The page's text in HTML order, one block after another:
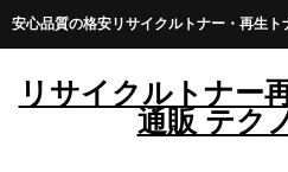
安心品質の格安リサイクルトナー・再生ト
リサイクルトナー
通販 テク